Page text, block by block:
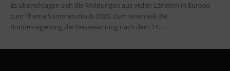
Es überschlagen sich die Meldungen aus vielen Ländern in Europa
zum Thema Sommerurlaub 2020. Zum einen will die
Bundesregierung die Reisewarnung nach dem 14....